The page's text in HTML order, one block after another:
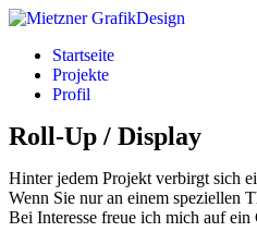
Startseite
Projekte
Profil
Roll-Up / Display
Hinter jedem Projekt verbirgt sich
Wenn Sie nur an einem speziellen
Bei Interesse freue ich mich auf ein